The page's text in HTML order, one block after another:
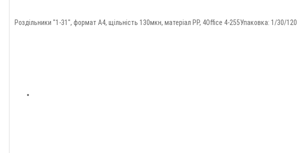
Роздільники "1-31", формат А4, щільність 130мкн, матеріал PP, 4Office 4-255Упаковка: 1/30/120..